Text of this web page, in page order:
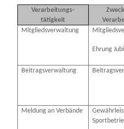
Verarbeitungs-
tätigkeit
Mitgliedsverwaltung
Ehrung
Beitragsverwaltung
Meldung an Verbände